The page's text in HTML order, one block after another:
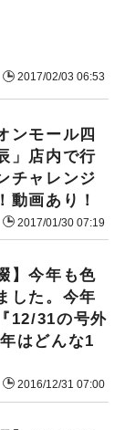
2017/02/03 06:53
ンモール四
」店内で行
チャレンジ
動画あり！
2017/01/30 07:19
】今年も色
した。今年
12/31の号外
はどんな1
2016/12/31 07:00